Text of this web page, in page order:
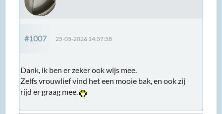
#1007 25-05-2026 14:57:58
Dank, ik ben er zeker ook wijs mee.
Zelfs vrouwlief vind het een mooie bak, en ook zij
rijd er graag mee.